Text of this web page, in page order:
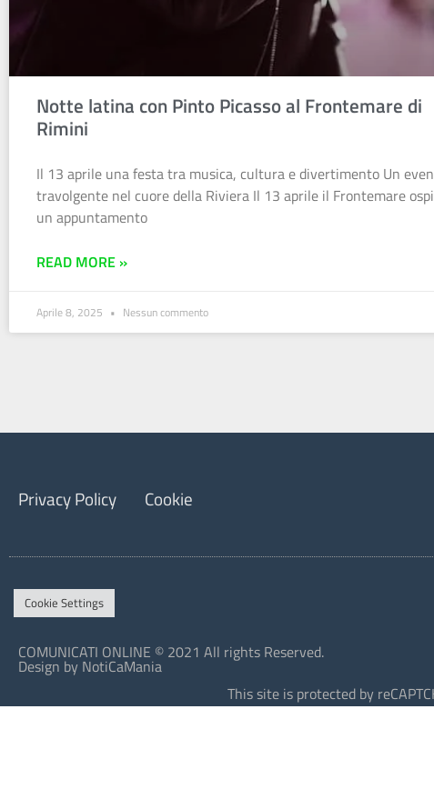
Notte latina con Pinto Picasso al Frontemare di
Rimini
Il 13 aprile una festa tra musica, cultura e divertimento Un
travolgente nel cuore della Riviera Il 13 aprile il Frontemare
un appuntamento
READ MORE »
Aprile 8, 2025 Nessun commento
Privacy Policy Cookie
Cookie Settings
COMUNICATI ONLINE © 2021 All rights Reserved.
Design by NotiCaMania
This site is protected by